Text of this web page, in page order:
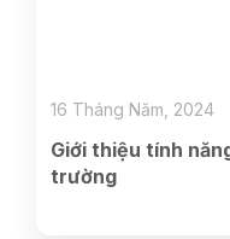
Giới thiệu tính
trường
16 Tháng Năm, 2024